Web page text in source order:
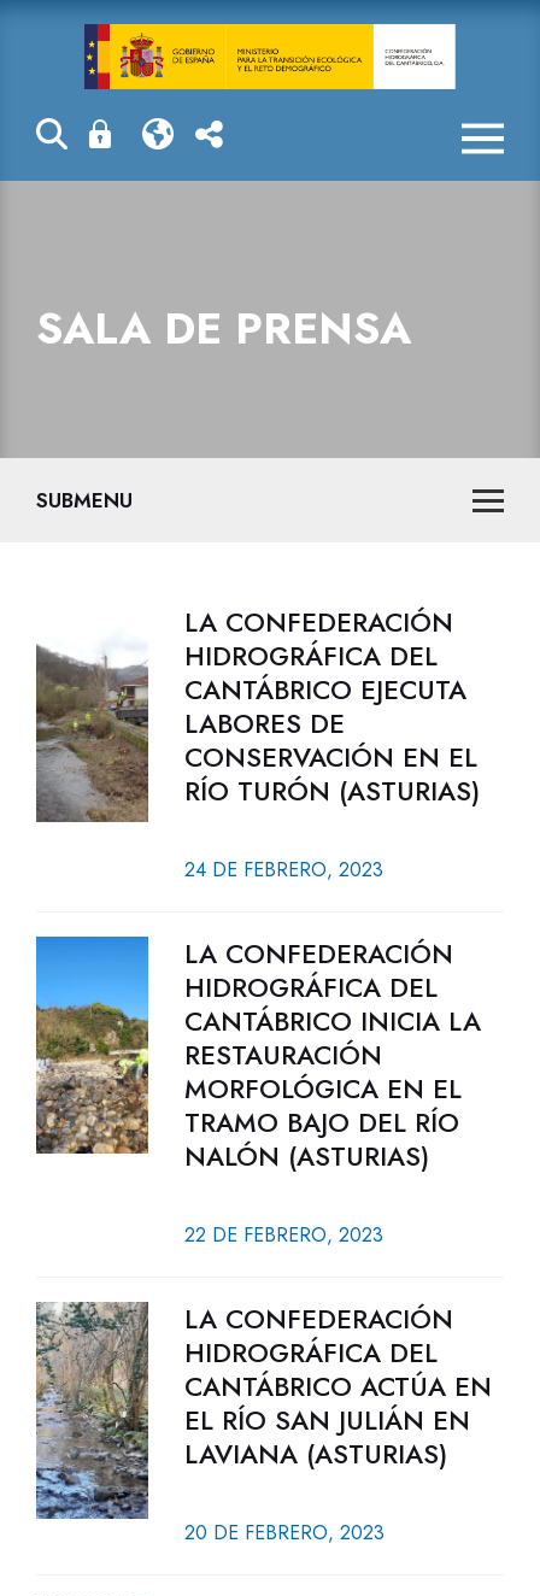
Sala de prensa
SALA DE PRENSA
SUBMENU
LA CONFEDERACIÓN
HIDROGRÁFICA DEL
CANTÁBRICO EJECUTA
LABORES DE
CONSERVACIÓN EN EL
RÍO TURÓN (ASTURIAS)
24 DE FEBRERO, 2023
LA CONFEDERACIÓN
HIDROGRÁFICA DEL
CANTÁBRICO INICIA LA
RESTAURACIÓN
MORFOLÓGICA EN EL
TRAMO BAJO DEL RÍO
NALÓN (ASTURIAS)
22 DE FEBRERO, 2023
LA CONFEDERACIÓN
HIDROGRÁFICA DEL
CANTÁBRICO ACTÚA EN
EL RÍO SAN JULIÁN EN
LAVIANA (ASTURIAS)
20 DE FEBRERO, 2023